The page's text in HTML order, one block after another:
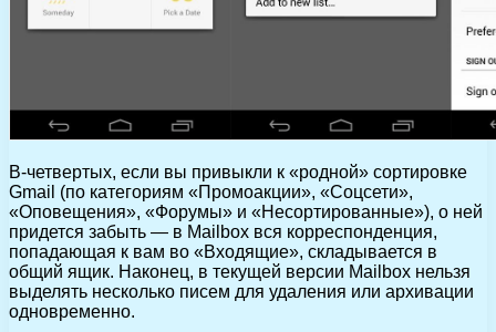
В-четвертых, если вы привыкли к «родной» сортировке
Gmail (по категориям «Промоакции», «Соцсети»,
«Оповещения», «Форумы» и «Несортированные»), о ней
придется забыть — в Mailbox вся корреспонденция,
попадающая к вам во «Входящие», складывается в
общий ящик. Наконец, в текущей версии Mailbox нельзя
выделять несколько писем для удаления или архивации
одновременно.